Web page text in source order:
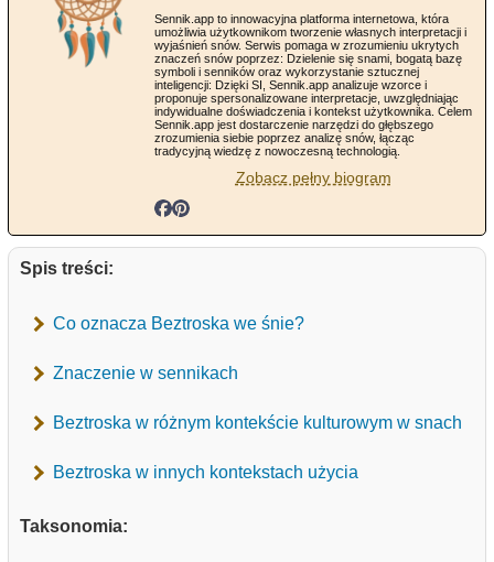
Sennik.app to innowacyjna platforma internetowa, która
umożliwia użytkownikom tworzenie własnych interpretacji i
wyjaśnień snów. Serwis pomaga w zrozumieniu ukrytych
znaczeń snów poprzez: Dzielenie się snami, bogatą bazę
symboli i senników oraz wykorzystanie sztucznej
inteligencji: Dzięki SI, Sennik.app analizuje wzorce i
proponuje spersonalizowane interpretacje, uwzględniając
indywidualne doświadczenia i kontekst użytkownika. Celem
Sennik.app jest dostarczenie narzędzi do głębszego
zrozumienia siebie poprzez analizę snów, łącząc
tradycyjną wiedzę z nowoczesną technologią.
Zobacz pełny biogram
Spis treści:
Co oznacza Beztroska we śnie?
Znaczenie w sennikach
Beztroska w różnym kontekście kulturowym w snach
Beztroska w innych kontekstach użycia
Taksonomia: